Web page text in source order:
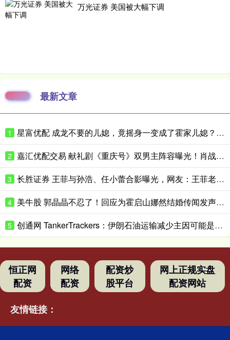
万光证券 美国被大幅下调
最新文章
1 星富优配 成龙不要的儿媳，竟摇身一变成了霍家儿媳？感到意外的何止他一人
2 嘉汇优配交易 献礼剧《重庆号》双男主阵容曝光！肖战无缝衔接进组，搭档老顶流
3 长胜证券 王菲与孙浩、任小蕾合影曝光，网友：王菲老了，眼角下垂皱纹明显
4 美牛股 郭晶晶不忍了！回应为霍启山娜然结婚传闻发声之事，我们都被骗了
5 创通网 TankerTrackers：伊朗石油运输减少主因可能是泄漏事故 而非美国封锁
恒正网
配资
网络
配资
配资炒
股平台
网上正规实盘
配资网站
友情链接：